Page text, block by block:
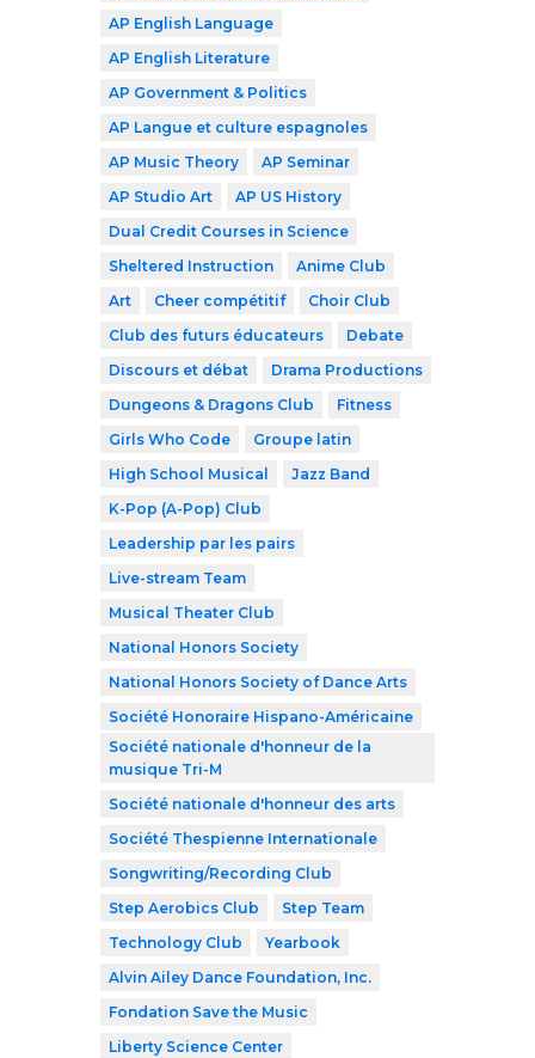
AP English Language
AP English Literature
AP Government & Politics
AP Langue et culture espagnoles
AP Music Theory
AP Seminar
AP Studio Art
AP US History
Dual Credit Courses in Science
Sheltered Instruction
Anime Club
Art
Cheer compétitif
Choir Club
Club des futurs éducateurs
Debate
Discours et débat
Drama Productions
Dungeons & Dragons Club
Fitness
Girls Who Code
Groupe latin
High School Musical
Jazz Band
K-Pop (A-Pop) Club
Leadership par les pairs
Live-stream Team
Musical Theater Club
National Honors Society
National Honors Society of Dance Arts
Société Honoraire Hispano-Américaine
Société nationale d'honneur de la
musique Tri-M
Société nationale d'honneur des arts
Société Thespienne Internationale
Songwriting/Recording Club
Step Aerobics Club
Step Team
Technology Club
Yearbook
Alvin Ailey Dance Foundation, Inc.
Fondation Save the Music
Liberty Science Center